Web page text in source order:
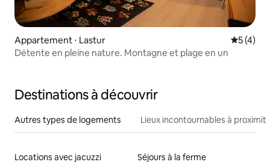
Appartement ⋅ Lastur
5 (4)
Détente en pleine nature. Montagne et plage en un
Destinations à découvrir
Autres types de logements Lieux incontournables à
Locations avec jacuzzi
Séjours à la ferme